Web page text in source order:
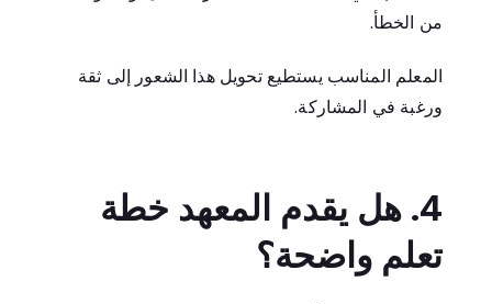
من الخطأ.
المعلم المناسب يستطيع تحويل هذا الشعور إلى ثقة
ورغبة في المشاركة.
4. هل يقدم المعهد خطة
تعلم واضحة؟